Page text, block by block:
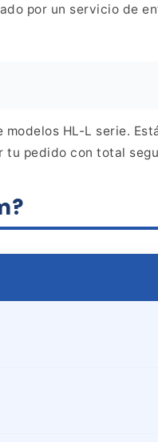
por un servicio de
HL-L serie.
tu pedido con total